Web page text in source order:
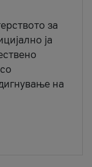
за
ја
на